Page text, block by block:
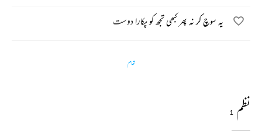
یہ سوچ کر نہ پھر کبھی تجھ کو پکارا دوست
تمام
نظم 1